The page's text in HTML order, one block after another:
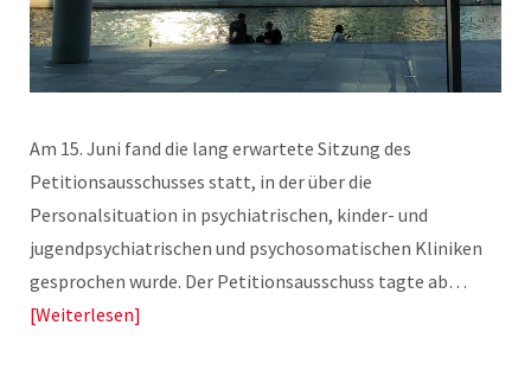
Am 15. Juni fand die lang erwartete Sitzung des
Petitionsausschusses statt, in der über die
Personalsituation in psychiatrischen, kinder- und
jugendpsychiatrischen und psychosomatischen Kliniken
gesprochen wurde. Der Petitionsausschuss tagte ab…
Weiterlesen